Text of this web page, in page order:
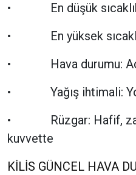
• En düşük
• En yüksek
• Hava durumu:
• Yağış ihtimali:
• Rüzgar: Hafif,
kuvvette
KİLİS GÜNCEL HAVA